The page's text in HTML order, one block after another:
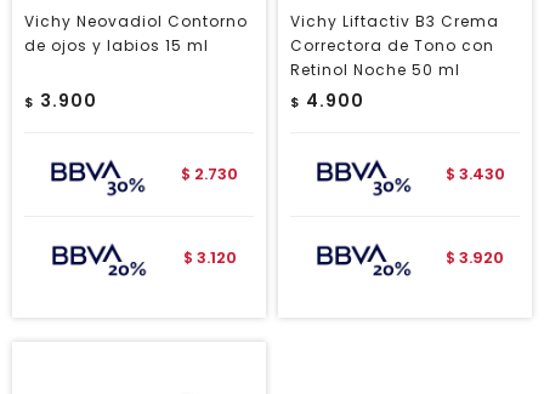
Vichy Neovadiol Contorno
de ojos y labios 15 ml
$ 3.900
$ 2.730
$ 3.120
Vichy Liftactiv B3 Crema
Correctora de Tono con
Retinol Noche 50 ml
$ 4.900
$ 3.430
$ 3.920